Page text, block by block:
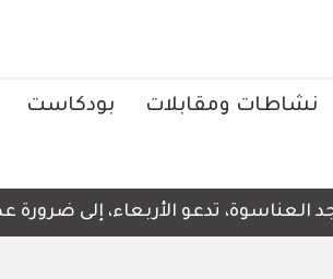
نشاطات ومقابلات بودكاست
تدعو الأربعاء، إلى ضرورة